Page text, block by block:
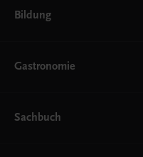
Bildung
AHS
EWF/ZWF
FW
Gastronomie
Getränke
Sachbuch